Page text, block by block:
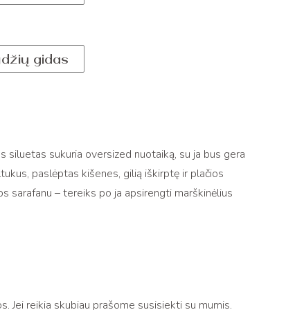
gidas
siluetas sukuria oversized nuotaiką, su ja bus gera
paslėptas kišenes, gilią iškirptę ir plačios
sarafanu – tereiks po ja apsirengti marškinėlius
reikia skubiau prašome susisiekti su mumis.